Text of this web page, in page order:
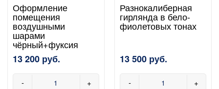
Оформление
помещения
воздушными
шарами
чёрный+фуксия
13 200 руб.
- +
Разнокалиберная
гирлянда в бело-
фиолетовых тонах
13 500 руб.
- +